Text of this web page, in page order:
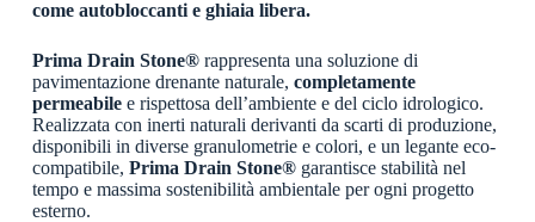
come autobloccanti e ghiaia libera.
Prima Drain Stone®rappresenta una soluzione di
pavimentazione drenante naturale, completamente
permeabilee rispettosa dell’ambiente e del ciclo idrologico.
Realizzata con inerti naturali derivanti da scarti di produzione,
disponibili in diverse granulometrie e colori, e un legante eco-
compatibile, Prima Drain Stone®garantisce stabilità nel
tempo e massima sostenibilità ambientale per ogni progetto
esterno.